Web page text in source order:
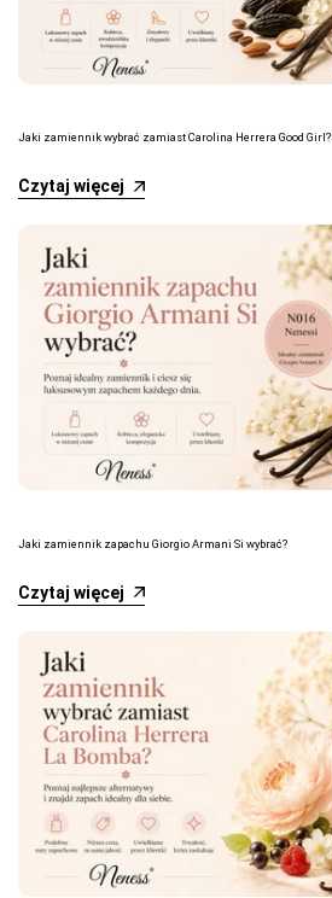
Jaki zamiennik wybrać zamiast Carolina Herrera Good Girl?
Czytaj więcej
Jaki zamiennik zapachu Giorgio Armani Si wybrać?
Czytaj więcej